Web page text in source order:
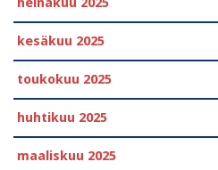
kesäkuu 2025
toukokuu 2025
huhtikuu 2025
maaliskuu 2025